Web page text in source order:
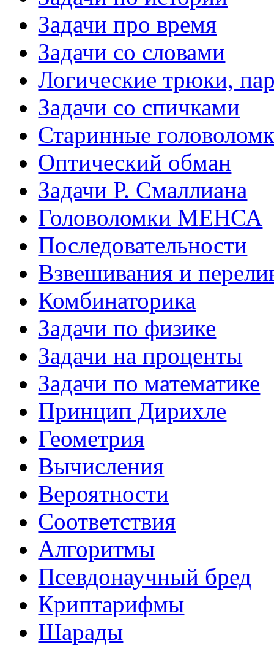
Задачи про время
Задачи со словами
Логические трюки,
Задачи со спичками
Старинные
Оптический обман
Задачи Р. Смаллиана
Головоломки МЕНСА
Последовательности
Взвешивания и
Комбинаторика
Задачи по физике
Задачи на проценты
Задачи по математике
Принцип Дирихле
Геометрия
Вычисления
Вероятности
Соответствия
Алгоритмы
Псевдонаучный бред
Криптарифмы
Шарады